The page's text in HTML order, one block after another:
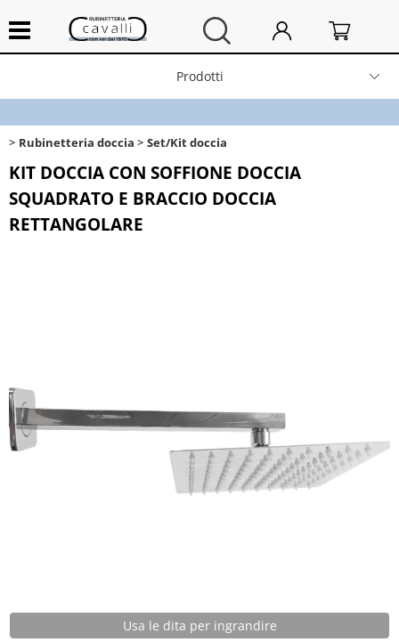
Chi siamo
Prodotti
Rubinetteria doccia Set/Kit doccia
KIT DOCCIA CON SOFFIONE DOCCIA
SQUADRATO E BRACCIO DOCCIA
RETTANGOLARE
Usa le dita per ingrandire